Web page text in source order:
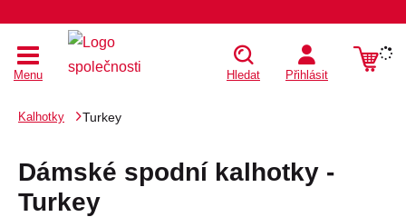
Menu Hledat Přihlásit
Kalhotky Turkey
Dámské spodní kalhotky -
Turkey